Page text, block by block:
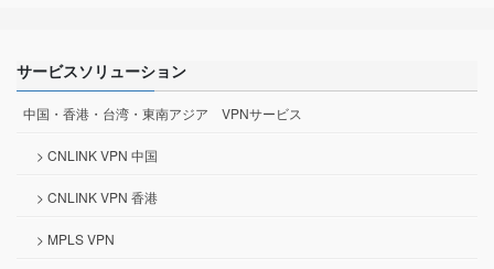
サービスソリューション
中国・香港・台湾・東南アジア VPNサービス
> CNLINK VPN 中国
> CNLINK VPN 香港
> MPLS VPN